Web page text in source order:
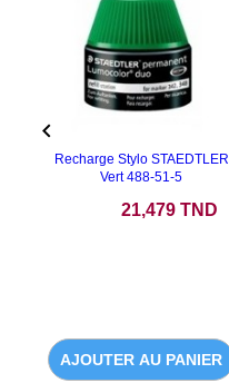
Recharge Stylo STAEDTLER
Vert 488-51-5
21,479 TND
AJOUTER AU PANIER
